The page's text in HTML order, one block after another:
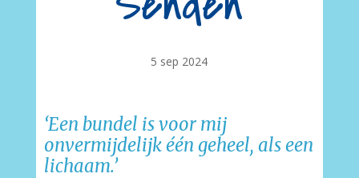
5 sep 2024
‘Een bundel is voor mij
onvermijdelijk één geheel, als een
lichaam.’